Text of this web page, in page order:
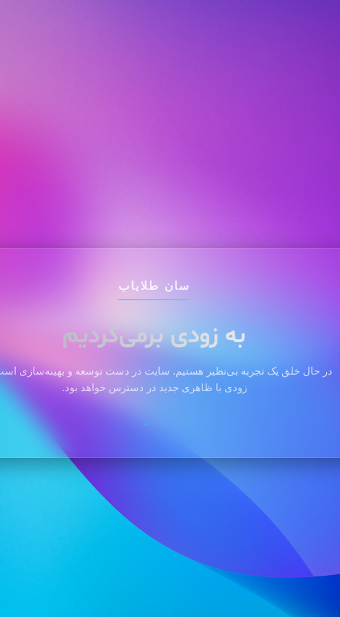
سان طلایاب
به زودی برمی‌گردیم
در حال خلق یک تجربه بی‌نظیر هستیم. سایت در دست توسعه و بهینه‌سازی
زودی با ظاهری جدید در دسترس خواهد بود.